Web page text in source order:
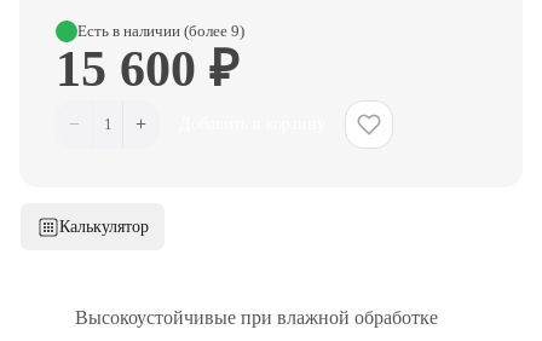
Есть в наличии (более 9)
15 600 ₽
− 1 +
Калькулятор
Высокоустойчивые при влажной обработке